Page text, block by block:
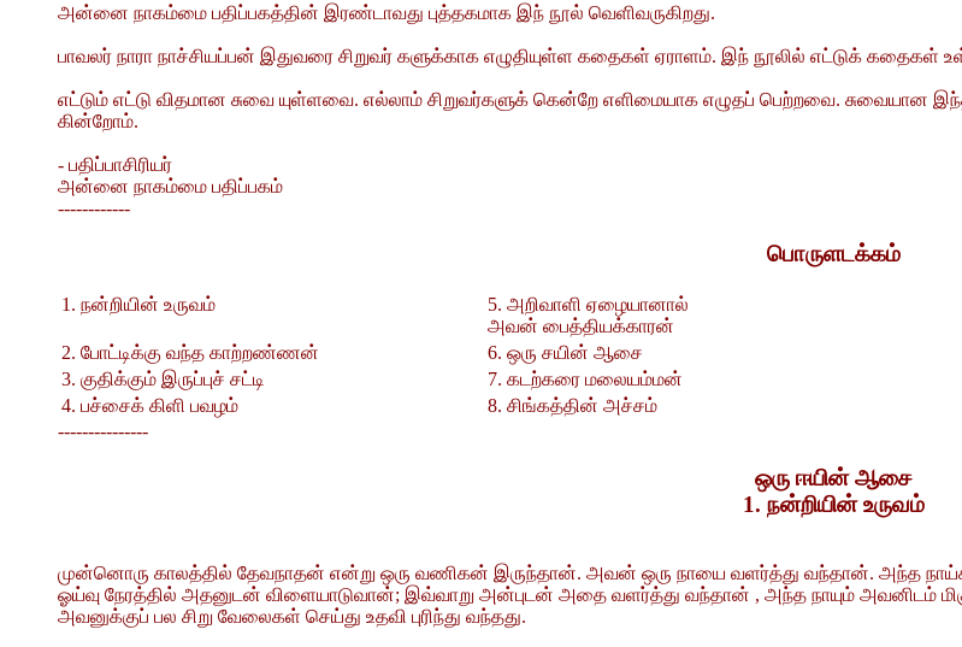
அன்னை நாகம்மை பதிப்பகத்தின் இரண்டாவது புத்தகமாக இந் நூல் வெளிவருகிறது.
பாவலர் நாரா நாச்சியப்பன் இதுவரை சிறுவர் களுக்காக எழுதியுள்ள கதைகள் ஏராளம். இந் நூலில் எட்டுக் கதைகள்
எட்டும் எட்டு விதமான சுவை யுள்ளவை. எல்லாம் சிறுவர்களுக் கென்றே எளிமையாக எழுதப் பெற்றவை. சுவையான
கின்றோம்.
- பதிப்பாசிரியர்
அன்னை நாகம்மை பதிப்பகம்
------------
பொருளடக்கம்
1. நன்றியின் உருவம்
5. அறிவாளி ஏழையானால்
அவன் பைத்தியக்காரன்
2. போட்டிக்கு வந்த காற்றண்ணன்
6. ஒரு சயின் ஆசை
3. குதிக்கும் இருப்புச் சட்டி
7. கடற்கரை மலையம்மன்
4. பச்சைக் கிளி பவழம்
8. சிங்கத்தின் அச்சம்
---------------
ஒரு ஈயின் ஆசை
1. நன்றியின் உருவம்
முன்னொரு காலத்தில் தேவநாதன் என்று ஒரு வணிகன் இருந்தான். அவன் ஒரு நாயை வளர்த்து வந்தான். அந்த
ஓய்வு நேரத்தில் அதனுடன் விளையாடுவான்; இவ்வாறு அன்புடன் அதை வளர்த்து வந்தான் , அந்த நாயும் அவனிடம்
அவனுக்குப் பல சிறு வேலைகள் செய்து உதவி புரிந்து வந்தது.